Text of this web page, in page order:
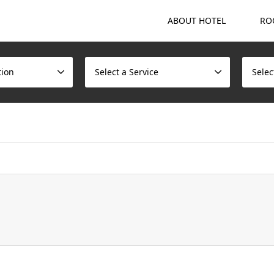
ABOUT HOTEL
Select a Service